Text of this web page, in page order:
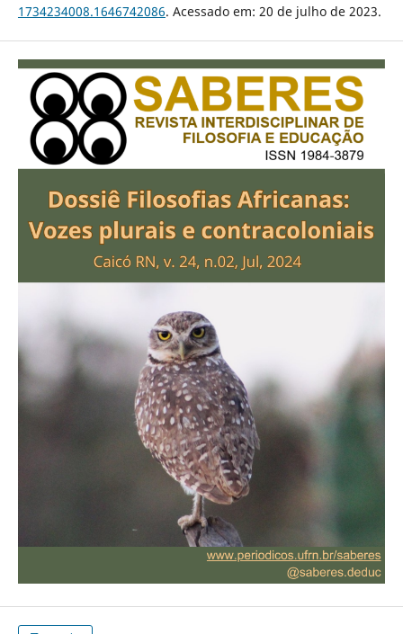
1734234008.1646742086. Acessado em: 20 de julho de 2023.